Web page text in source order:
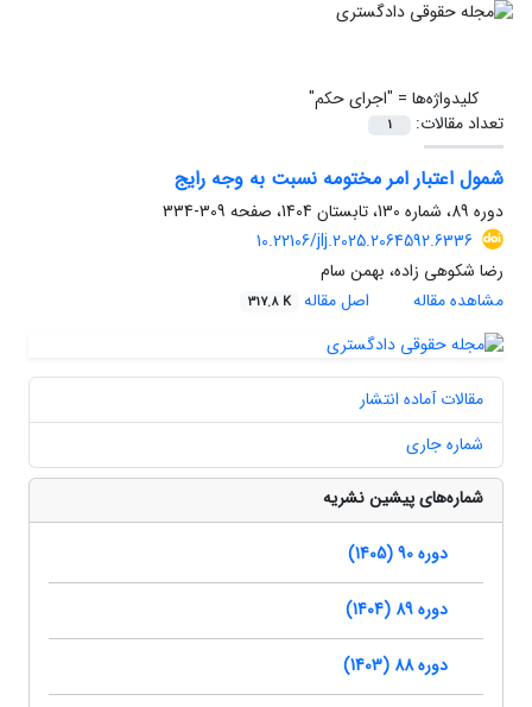
کلیدواژه‌ها = "اجرای حکم"
تعداد مقالات:
1
شمول اعتبار امر مختومه نسبت به وجه رایج
دوره 89، شماره 130، تابستان 1404، صفحه
309-334
10.22106/jlj.2025.2064592.6336
رضا شکوهی زاده، بهمن سام
مشاهده مقاله
اصل مقاله 317.8 K
مقالات آماده انتشار
شماره جاری
شماره‌های پیشین نشریه
دوره 90 (1405)
دوره 89 (1404)
دوره 88 (1403)